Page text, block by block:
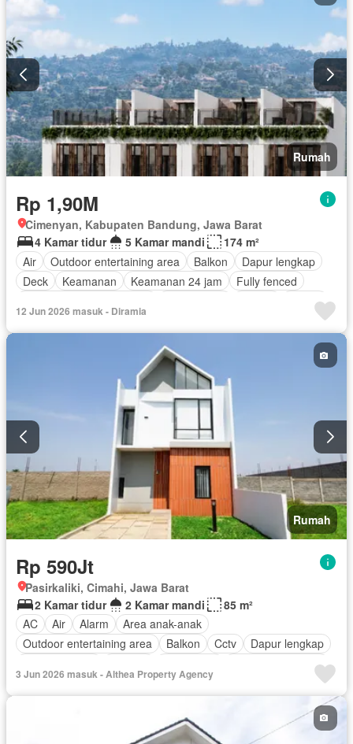
Rumah
Rp 1,90M
Cimenyan, Kabupaten Bandung, Jawa Barat
4 Kamar tidur
5 Kamar mandi
174 m²
Air
Outdoor entertaining area Balkon
Dapur lengkap
Deck
Keamanan Keamanan 24 jam
Fully fenced
Garasi
Panggang
Teras Halaman
12 Jun 2026 masuk - Diramia
Rumah
Rp 590Jt
Pasirkaliki, Cimahi, Jawa Barat
2 Kamar tidur
2 Kamar mandi
85 m²
AC
Air Alarm
Area anak-anak
Outdoor entertaining area
Balkon Cctv
Dapur lengkap
Keamanan 24 jam
Listrik
Secure parking
Pemandangan panorama
3 Jun 2026 masuk - Althea Property Agency